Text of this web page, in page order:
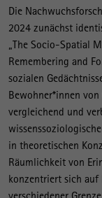
d
G
e
d
ä
c
h
t
n
Die
2024 zunächst
„The Socio-Spatial
Remembering and
sozialen
Bewohner*innen
vergleichend und
in theoretischen
Räumlichkeit von
konzentriert sich auf